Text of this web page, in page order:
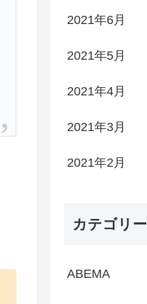
2021年6月
2021年5月
2021年4月
2021年3月
2021年2月
カテゴリー
ABEMA